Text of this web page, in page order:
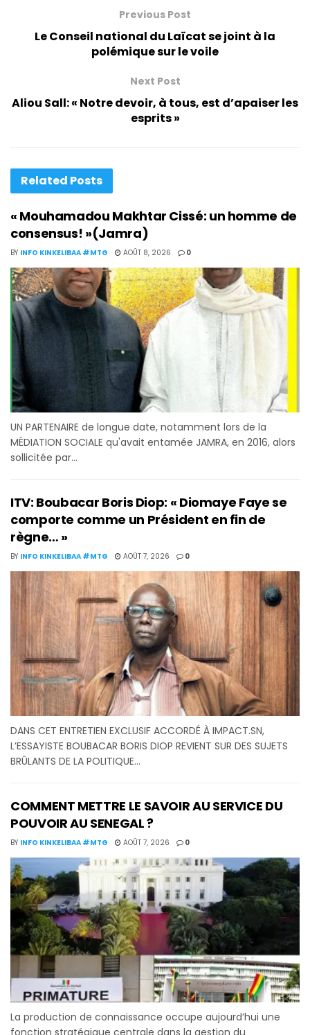
Previous Post
Le Conseil national du Laïcat se joint à la
polémique sur le voile
Next Post
Aliou Sall: « Notre devoir, à tous, est d’apaiser les
esprits »
Related Posts
« Mouhamadou Makhtar Cissé: un homme de
consensus! »(Jamra)
BY INFO KINKELIBAA #MTG AOÛT 8, 2026 0
UN PARTENAIRE de longue date, notamment lors de la
MÉDIATION SOCIALE qu'avait entamée JAMRA, en 2016, alors
sollicitée par...
ITV: Boubacar Boris Diop: « Diomaye Faye se
comporte comme un Président en fin de
règne… »
BY INFO KINKELIBAA #MTG AOÛT 7, 2026 0
DANS CET ENTRETIEN EXCLUSIF ACCORDÉ À IMPACT.SN,
L’ESSAYISTE BOUBACAR BORIS DIOP REVIENT SUR DES SUJETS
BRÛLANTS DE LA POLITIQUE...
COMMENT METTRE LE SAVOIR AU SERVICE DU
POUVOIR AU SENEGAL ?
BY INFO KINKELIBAA #MTG AOÛT 7, 2026 0
La production de connaissance occupe aujourd’hui une
fonction stratégique centrale dans la gestion du